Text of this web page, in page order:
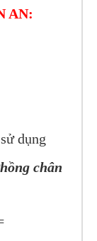
AN:
dụng
chân